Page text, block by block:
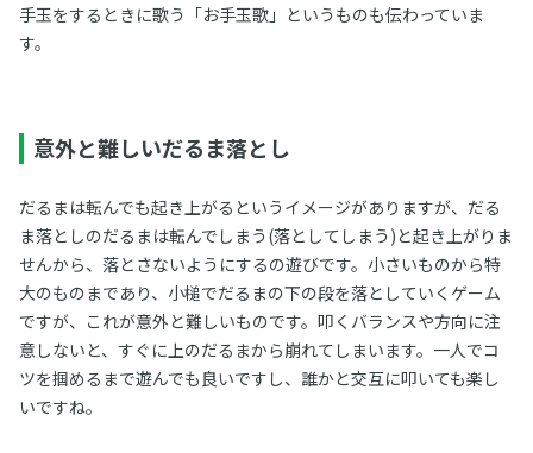
手玉をするときに歌う「お手玉歌」というものも伝わっていま
す。
意外と難しいだるま落とし
だるまは転んでも起き上がるというイメージがありますが、だる
ま落としのだるまは転んでしまう(落としてしまう)と起き上がりま
せんから、落とさないようにするの遊びです。小さいものから特
大のものまであり、小槌でだるまの下の段を落としていくゲーム
ですが、これが意外と難しいものです。叩くバランスや方向に注
意しないと、すぐに上のだるまから崩れてしまいます。一人でコ
ツを掴めるまで遊んでも良いですし、誰かと交互に叩いても楽し
いですね。